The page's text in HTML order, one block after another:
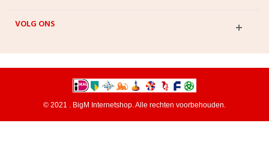
VOLG ONS
© 2021 . BigM Internetshop. Alle rechten voorbehouden.